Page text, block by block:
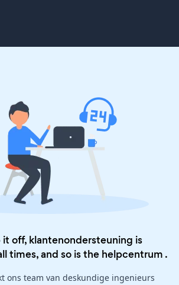
off, klantenondersteuning is
times, and so is the helpcentrum .
ons team van deskundige ingenieurs